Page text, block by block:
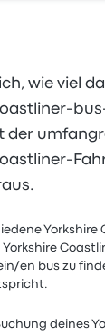
wie viel
der
Yorkshire
en bus zu
deines